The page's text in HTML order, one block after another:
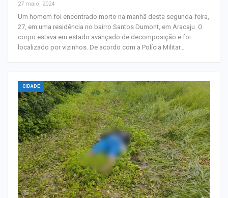
27 maio, 2024
Um homem foi encontrado morto na manhã desta segunda-feira,
27, em uma residência no bairro Santos Dumont, em Aracaju. O
corpo estava em estado avançado de decomposição e foi
localizado por vizinhos. De acordo com a Polícia Militar…
CIDADE